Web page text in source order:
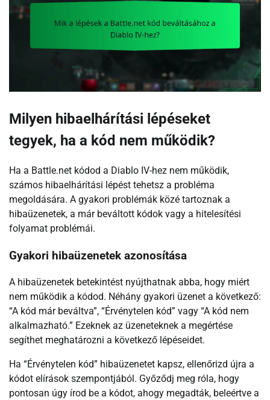
Milyen hibaelhárítási lépéseket
tegyek, ha a kód nem működik?
Ha a Battle.net kódod a Diablo IV-hez nem működik,
számos hibaelhárítási lépést tehetsz a probléma
megoldására. A gyakori problémák közé tartoznak a
hibaüzenetek, a már beváltott kódok vagy a hitelesítési
folyamat problémái.
Gyakori hibaüzenetek azonosítása
A hibaüzenetek betekintést nyújthatnak abba, hogy miért
nem működik a kódod. Néhány gyakori üzenet a következő:
“A kód már beváltva”, “Érvénytelen kód” vagy “A kód nem
alkalmazható.” Ezeknek az üzeneteknek a megértése
segíthet meghatározni a következő lépéseidet.
Ha “Érvénytelen kód” hibaüzenetet kapsz, ellenőrizd újra a
kódot elírások szempontjából. Győződj meg róla, hogy
pontosan úgy írod be a kódot, ahogy megadták, beleértve a